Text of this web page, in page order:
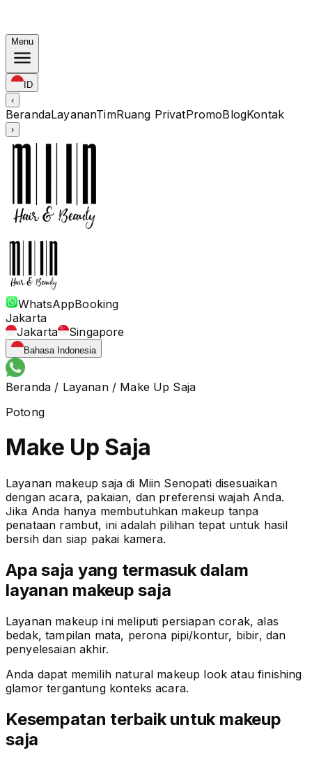
Menu
ID
‹
BerandaLayananTimRuang PrivatPromoBlogKontak
›
WhatsAppBooking
Jakarta
Jakarta
Singapore
Bahasa Indonesia
Beranda / Layanan/ Make Up Saja
Potong
Make Up Saja
Layanan makeup saja di Miin Senopati disesuaikan
dengan acara, pakaian, dan preferensi wajah Anda.
Jika Anda hanya membutuhkan makeup tanpa
penataan rambut, ini adalah pilihan tepat untuk hasil
bersih dan siap pakai kamera.
Apa saja yang termasuk dalam
layanan makeup saja
Layanan makeup ini meliputi persiapan corak, alas
bedak, tampilan mata, perona pipi/kontur, bibir, dan
penyelesaian akhir.
Anda dapat memilih natural makeup look atau finishing
glamor tergantung konteks acara.
Kesempatan terbaik untuk makeup
saja